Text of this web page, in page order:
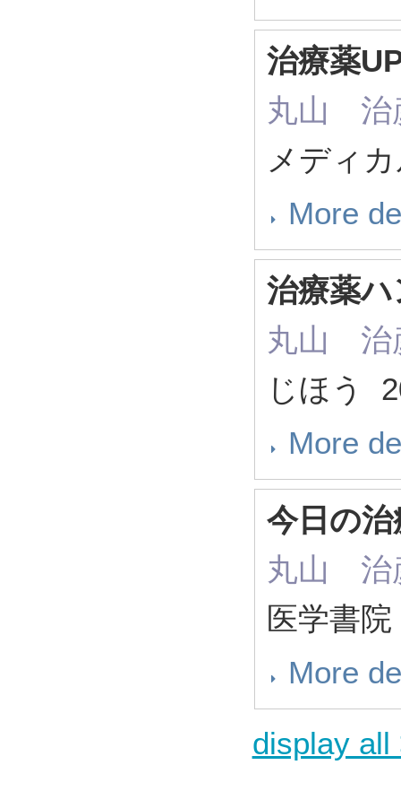
治療薬
丸山 治
メディ
More
治療薬
丸山 治
じほう
More
今日の
丸山 治
医学書
More
display all